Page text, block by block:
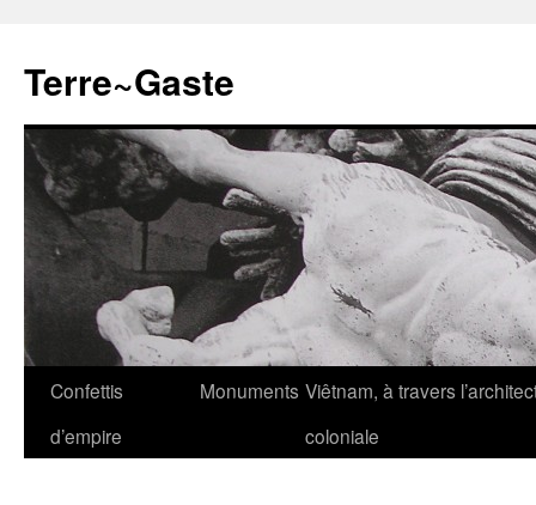
contenu
Terre~Gaste
Confettis
d’empire
Monuments Viêtnam, à travers
coloniale